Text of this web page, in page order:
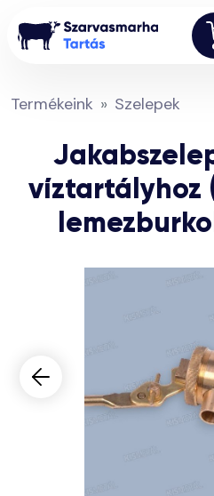
Termékeink Szelepek
víztartályhoz